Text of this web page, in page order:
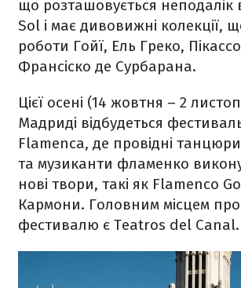
що розташовується неподалік
Sol і має дивовижні колекції,
роботи Гойї, Ель Греко,
Франсіско де Сурбарана.
Цієї осені (14 жовтня – 2
Мадриді відбудеться
Flamenca, де провідні
та музиканти фламенко
нові твори, такі як Flamenco
Кармони. Головним місцем
фестивалю є Teatros del Canal.